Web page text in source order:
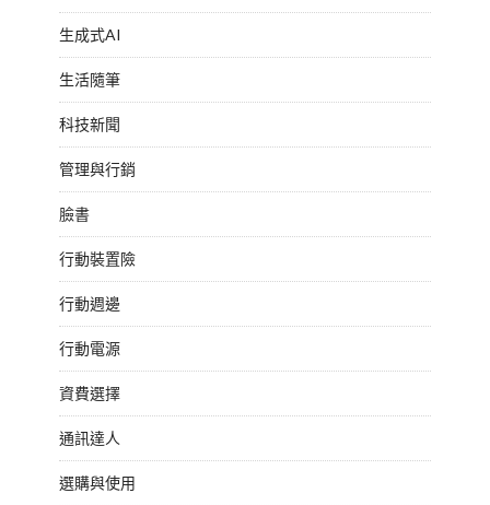
生成式AI
生活隨筆
科技新聞
管理與行銷
臉書
行動裝置險
行動週邊
行動電源
資費選擇
通訊達人
選購與使用